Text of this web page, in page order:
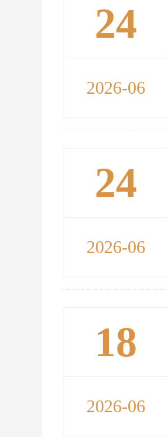
24
2026-06
24
2026-06
18
2026-06